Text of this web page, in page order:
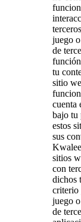
juego
de
tu
sitio
cuenta
bajo tu
estos
sus
sitios
con
dichos
criterio
juego
de